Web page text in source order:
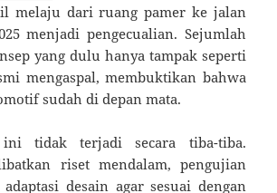
melaju dari ruang pamer ke jalan
menjadi pengecualian. Sejumlah
yang dulu hanya tampak seperti
mengaspal, membuktikan bahwa
sudah di depan mata.
ini tidak terjadi secara tiba-tiba.
riset mendalam, pengujian
desain agar sesuai dengan